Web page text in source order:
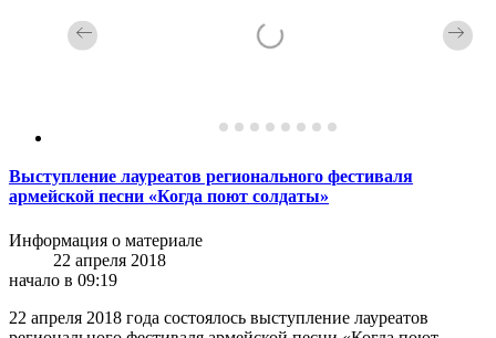
Выступление лауреатов регионального фестиваля
армейской песни «Когда поют солдаты»
Информация о материале
22 апреля 2018
начало в 09:19
22 апреля 2018 года состоялось выступление лауреатов